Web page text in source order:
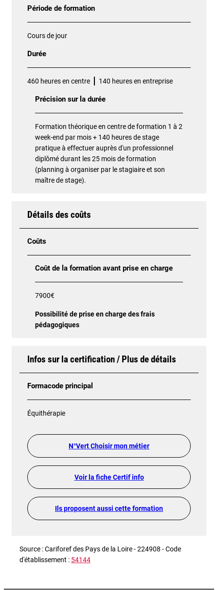
Période de formation
Cours de jour
Durée
460 heures en centre 140 heures en entreprise
Précision sur la durée
Formation théorique en centre de formation 1 à 2
week-end par mois + 140 heures de stage
pratique à effectuer auprès d'un professionnel
diplômé durant les 25 mois de formation
(planning à organiser par le stagiaire et son
maître de stage).
Détails des coûts
Coûts
Coût de la formation avant prise en charge
7900€
Possibilité de prise en charge des frais
pédagogiques
Infos sur la certification / Plus de détails
Formacode principal
Équithérapie
N°Vert Choisir mon métier
Voir la fiche Certif info
Ils proposent aussi cette formation
Source : Cariforef des Pays de la Loire - 224908 - Code
d'établissement : 54144